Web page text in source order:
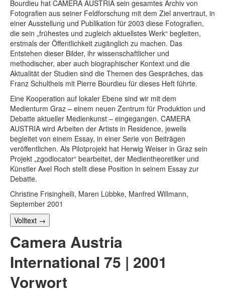
Bourdieu hat CAMERA AUSTRIA sein gesamtes Archiv von
Fotografien aus seiner Feldforschung mit dem Ziel anvertraut, in
einer Ausstellung und Publikation für 2003 diese Fotografien,
die sein „frühestes und zugleich aktuellstes Werk“ begleiten,
erstmals der Öffentlichkeit zugänglich zu machen. Das
Entstehen dieser Bilder, ihr wissenschaftlicher und
methodischer, aber auch biographischer Kontext und die
Aktualität der Studien sind die Themen des Gespräches, das
Franz Schultheis mit Pierre Bourdieu für dieses Heft führte.
Eine Kooperation auf lokaler Ebene sind wir mit dem
Medienturm Graz – einem neuen Zentrum für Produktion und
Debatte aktueller Medienkunst – eingegangen. CAMERA
AUSTRIA wird Arbeiten der Artists in Residence, jeweils
begleitet von einem Essay, in einer Serie von Beiträgen
veröffentlichen. Als Pilotprojekt hat Herwig Weiser in Graz sein
Projekt „zgodlocator“ bearbeitet, der Medientheoretiker und
Künstler Axel Roch stellt diese Position in seinem Essay zur
Debatte.
Christine Frisinghelli, Maren Lübbke, Manfred Willmann,
September 2001
Volltext →
Camera Austria
International 75 | 2001
Vorwort